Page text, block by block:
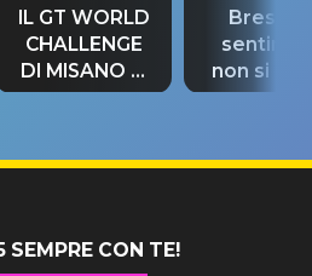
IL GT WORLD
CHALLENGE
DI MISANO si
riconferma
Bresh:
non si
fino alla
SEMPRE CON TE!